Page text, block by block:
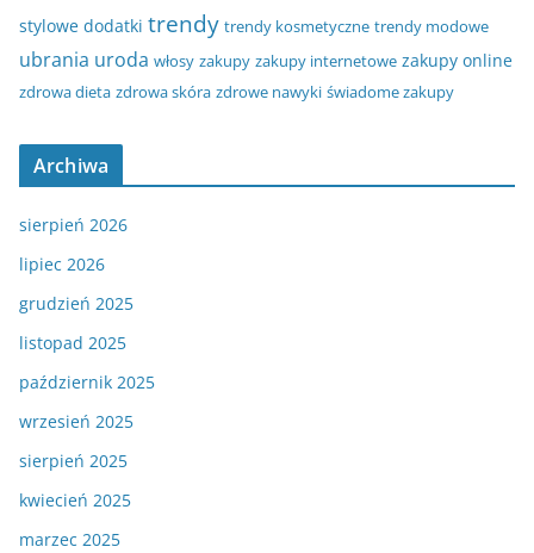
stylowe dodatki trendy trendy kosmetyczne trendy modowe
ubrania uroda włosy zakupy zakupy internetowe zakupy online
zdrowa dieta zdrowa skóra zdrowe nawyki świadome zakupy
Archiwa
sierpień 2026
lipiec 2026
grudzień 2025
listopad 2025
październik 2025
wrzesień 2025
sierpień 2025
kwiecień 2025
marzec 2025